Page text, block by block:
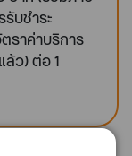
บชำระ
ราค่าบริการ
ล้ว) ต่อ 1